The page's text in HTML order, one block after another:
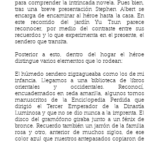
para comprender la intrincada novela. Pues bien,
tras una breve presentación Stephen Albert se
encarga de encaminar al héroe hasta la casa. En
este recorrido del jardín Yu Tsun parece
reconocer, por medio del contraste entre sus
recuerdos y lo que experimenta en el presente, el
sendero que transita.
Posterior a esto, dentro del hogar el héroe
distingue varios elementos que lo rodean:
El húmedo sendero zigzagueaba como los de mi
infancia. Llegamos a una biblioteca de libros
orientales y occidentales. Reconocí,
encuadernados en seda amarilla, algunos tomos
manuscritos de la Enciclopedia Perdida que
dirigió el Tercer Emperador de la Dinastía
Luminosa y que no se dio nunca a la imprenta. El
disco del gramófono giraba junto a un fénix de
bronce. Recuerdo también un jarrón de la familia
rosa y otro, anterior de muchos siglos, de ese
color azul que nuestros antepasados copiaron de